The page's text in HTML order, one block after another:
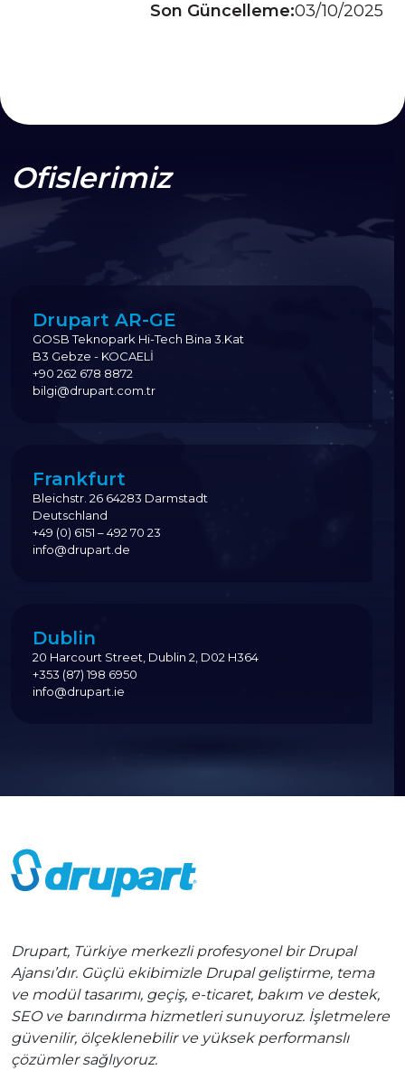
Son Güncelleme:03/10/2025
Ofislerimiz
Drupart AR-GE
GOSB Teknopark Hi-Tech Bina 3.Kat
B3 Gebze - KOCAELİ
+90 262 678 8872
bilgi@drupart.com.tr
Frankfurt
Bleichstr. 26 64283 Darmstadt
Deutschland
+49 (0) 6151 – 492 70 23
info@drupart.de
Dublin
20 Harcourt Street, Dublin 2, D02 H364
+353 (87) 198 6950
info@drupart.ie
Drupart, Türkiye merkezli profesyonel bir Drupal
Ajansı’dır. Güçlü ekibimizle Drupal geliştirme, tema
ve modül tasarımı, geçiş, e-ticaret, bakım ve destek,
SEO ve barındırma hizmetleri sunuyoruz. İşletmelere
güvenilir, ölçeklenebilir ve yüksek performanslı
çözümler sağlıyoruz.